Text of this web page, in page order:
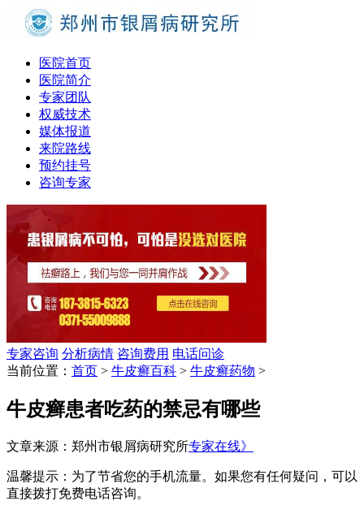
医院首页
医院简介
专家团队
权威技术
媒体报道
来院路线
预约挂号
咨询专家
专家咨询 分析病情 咨询费用 电话问诊
当前位置： 首页 > 牛皮癣百科 > 牛皮癣药物 >
牛皮癣患者吃药的禁忌有哪些
文章来源：郑州市银屑病研究所专家在线》
温馨提示：为了节省您的手机流量。如果您有任何疑问，可以
直接拨打免费电话咨询。